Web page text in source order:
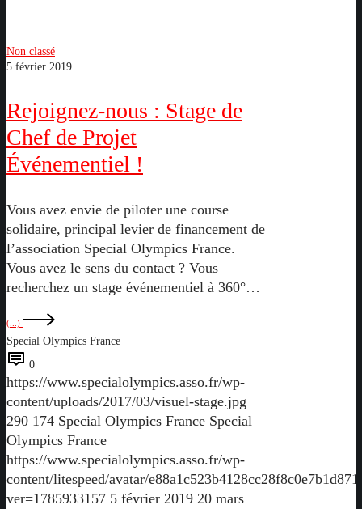
!
Non classé
5 février 2019
Rejoignez-nous : Stage de
Chef de Projet
Événementiel !
Vous avez envie de piloter une course
solidaire, principal levier de financement de
l’association Special Olympics France.
Vous avez le sens du contact ? Vous
recherchez un stage événementiel à 360°…
(...)
Special Olympics France
0
https://www.specialolympics.asso.fr/wp-
content/uploads/2017/03/visuel-stage.jpg
290 174 Special Olympics France Special
Olympics France
https://www.specialolympics.asso.fr/wp-
content/litespeed/avatar/
ver=1785933157 5 février 2019 20 mars